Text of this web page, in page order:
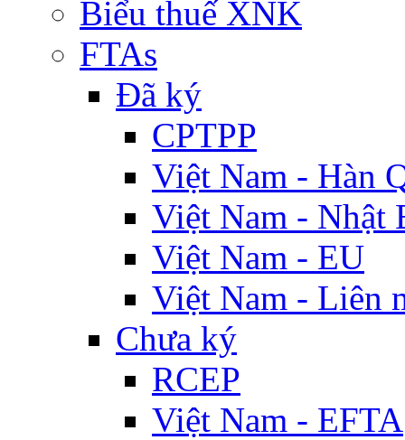
Biểu thuế XNK
FTAs
Đã ký
CPTPP
Việt Nam - Hàn
Việt Nam - Nhật
Việt Nam - EU
Việt Nam - Liên
Chưa ký
RCEP
Việt Nam - EFTA